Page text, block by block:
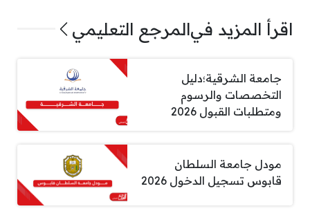
اقرأ المزيد فيالمرجع التعليمي
جامعة الشرقية؛دليل
التخصصات والرسوم
ومتطلبات القبول 2026
مودل جامعة السلطان
قابوس تسجيل الدخول 2026